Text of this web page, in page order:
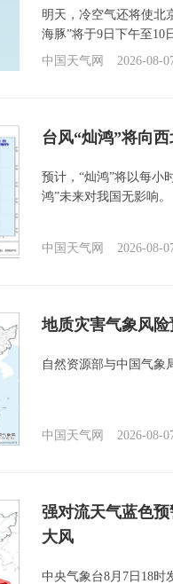
明天，冷空气还将使北
海豚”将于9日下午至10
中国天气网
2026-08-
台风“灿鸿”将向
预计，“灿鸿”将以每小
鸿”未来对我国无影响。
中国天气网 2026-08-
地质灾害气象风
自然资源部与中国气象
中国天气网 2026-08-
强对流天气蓝色
大风
中央气象台8月7日18时